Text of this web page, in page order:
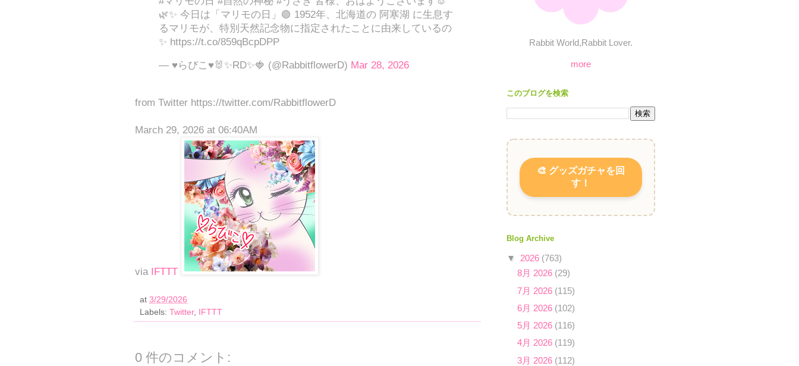
🌿✨ 今日は「マリモの日」🟢 1952年、北海道の 阿寒湖 に生息す
るマリモが、特別天然記念物に指定されたことに由来しているの
✨ https://t.co/859qBcpDPP
— ♥らびこ♥🐰✨RD✨🍓 (@RabbitflowerD) Mar 28, 2026
from Twitter https://twitter.com/RabbitflowerD
March 29, 2026 at 06:40AM
via IFTTT
at 3/29/2026
Labels: Twitter, IFTTT
0 件のコメント:
Rabbit World,Rabbit Lover.
more
このブログを検索
🎨 グッズガチャを回
す！
Blog Archive
▼ 2026 (763)
8月 2026 (29)
7月 2026 (115)
6月 2026 (102)
5月 2026 (116)
4月 2026 (119)
3月 2026 (112)